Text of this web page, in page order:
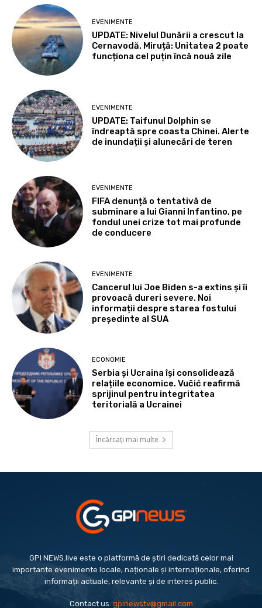
EVENIMENTE
UPDATE: Nivelul Dunării a crescut la
Cernavodă. Miruță: Unitatea 2 poate
funcționa cel puțin încă nouă zile
EVENIMENTE
UPDATE: Taifunul Dolphin se
îndreaptă spre coasta Chinei. Alerte
de inundații și alunecări de teren
EVENIMENTE
FIFA denunță o tentativă de
subminare a lui Gianni Infantino, pe
fondul unei crize tot mai profunde
de conducere
EVENIMENTE
Cancerul lui Joe Biden s-a extins și îi
provoacă dureri severe. Noi
informații despre starea fostului
președinte al SUA
ECONOMIE
Serbia și Ucraina își consolidează
relațiile economice. Vučić reafirmă
sprijinul pentru integritatea
teritorială a Ucrainei
Încărcați mai multe
GPI NEWS.live este o platformă de știri dedicată celor mai
importante evenimente locale, naționale și internaționale, oferind
informații actuale, relevante și de interes public.
Contact us:gpinewstv@gmail.com